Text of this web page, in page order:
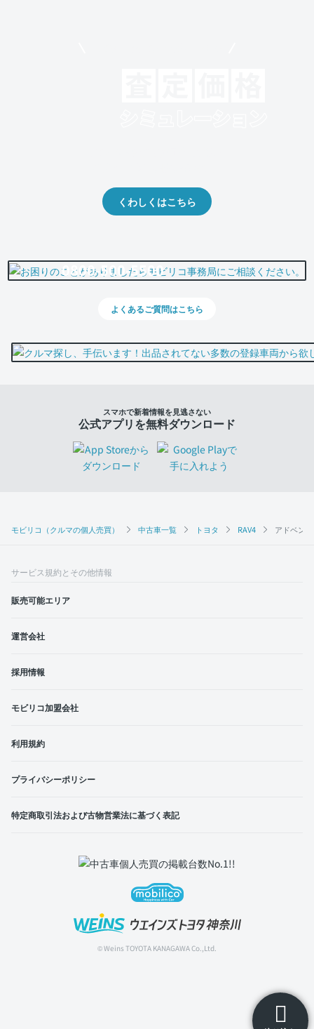
モビリコ（クルマの個人売買） 中古車一覧 トヨタ RAV4 アドベン
くわしくはこちら
0800-500-5500
よくあるご質問はこちら
スマホで新着情報を見逃さない
公式アプリを無料ダウンロード
サービス規約とその他情報
販売可能エリア
運営会社
採用情報
モビリコ加盟会社
利用規約
プライバシーポリシー
特定商取引法および古物営業法に基づく表記
© Weins TOYOTA KANAGAWA Co.,Ltd.